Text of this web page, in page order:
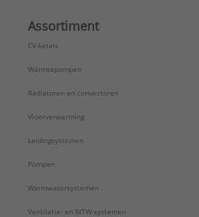
Assortiment
CV-ketels
Warmtepompen
Radiatoren en convectoren
Vloerverwarming
Leidingsystemen
Pompen
Warmwatersystemen
Ventilatie- en WTW-systemen